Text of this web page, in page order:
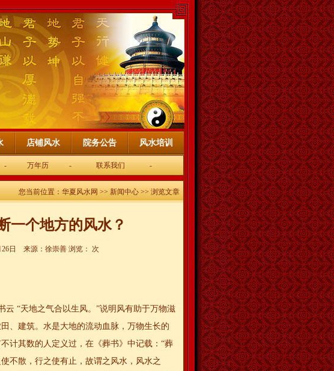
店铺风水 院务公告 风水培训
- 万年历 - 联系我们 -
您当前位置：华夏风水网>>新闻中心>> 浏览文章
一个地方的风水？
日 来源：徐崇善 浏览： 次
云 “天地之气合以生风。”说明风有助于万物滋
、建筑。水是大地的流动血脉，万物生长的
计其数的人定义过，在《葬书》中记载：“葬
不散，行之使有止，故谓之风水，风水之